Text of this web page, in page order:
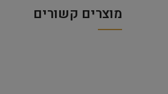
מוצרים קשורים